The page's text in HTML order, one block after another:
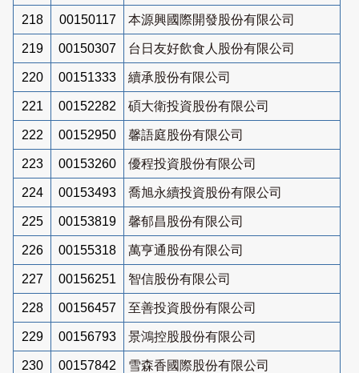
218 00150117 本源興國際開發股份有限公司
219 00150307 台日友好飲食人股份有限公司
220 00151333 續承股份有限公司
221 00152282 碩大衛投資股份有限公司
222 00152950 馨語庭股份有限公司
223 00153260 優程投資股份有限公司
224 00153493 喬旭永續投資股份有限公司
225 00153819 馨郁昌股份有限公司
226 00155318 萬亨通股份有限公司
227 00156251 智信股份有限公司
228 00156457 至善投資股份有限公司
229 00156793 景鴻控股股份有限公司
230 00157842 雪森香國際股份有限公司